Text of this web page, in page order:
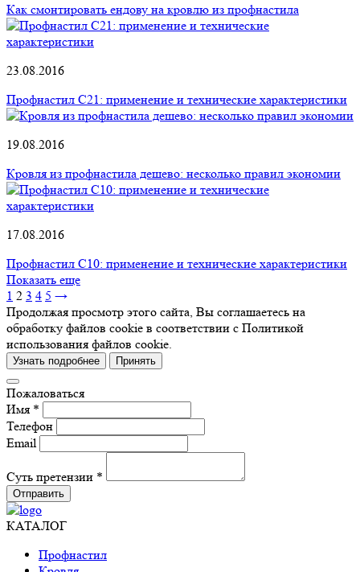
Как смонтировать ендову на кровлю из профнастила
23.08.2016
Профнастил С21: применение и технические характеристики
19.08.2016
Кровля из профнастила дешево: несколько правил экономии
17.08.2016
Профнастил С10: применение и технические характеристики
Показать еще
1 2 3 4 5 →
Продолжая просмотр этого сайта, Вы соглашаетесь на
обработку файлов cookie в соответствии с Политикой
использования файлов cookie.
Узнать подробнее Принять
Пожаловаться
Имя *
Телефон
Email
Суть претензии *
Отправить
КАТАЛОГ
Профнастил